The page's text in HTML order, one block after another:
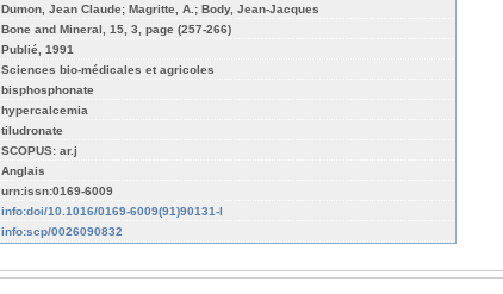
Dumon, Jean Claude; Magritte, A.; Body, Jean-Jacques
Bone and Mineral, 15, 3, page (257-266)
Publié, 1991
Sciences bio-médicales et agricoles
bisphosphonate
hypercalcemia
tiludronate
SCOPUS: ar.j
Anglais
urn:issn:0169-6009
info:doi/10.1016/0169-6009(91)90131-I
info:scp/0026090832